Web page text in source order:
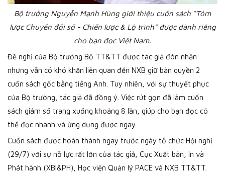
Bộ trưởng Nguyễn Mạnh Hùng giới thiệu cuốn sách “Tóm
lược Chuyển đổi số - Chiến lược & Lộ trình” được dành riêng
cho bạn đọc Việt Nam.
Đề nghị của Bộ trưởng Bộ TT&TT được tác giả đón nhận
nhưng vẫn có khó khăn liên quan đến NXB giữ bản quyền 2
cuốn sách gốc bằng tiếng Anh. Tuy nhiên, với sự thuyết phục
của Bộ trưởng, tác giả đã đồng ý. Việc rút gọn đã làm cuốn
sách giảm số trang xuống khoảng 8 lần, giúp cho bạn đọc có
thể đọc nhanh và ứng dụng được ngay.
Cuốn sách được hoàn thành ngay trước ngày tổ chức Hội nghị
(29/7) với sự nỗ lực rất lớn của tác giả, Cục Xuất bản, In và
Phát hành (XBI&PH), Học viện Quản lý PACE và NXB TT&TT.